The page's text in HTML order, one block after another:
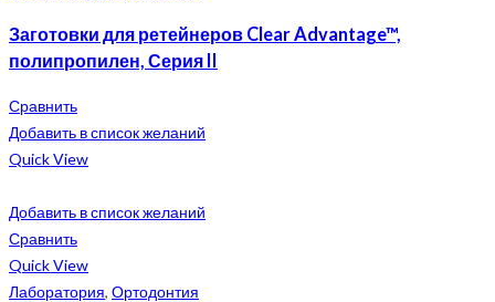
Заготовки для ретейнеров Clear Advantage™,
полипропилен, Серия II
Сравнить
Добавить в список желаний
Quick View
Добавить в список желаний
Сравнить
Quick View
Лаборатория, Ортодонтия